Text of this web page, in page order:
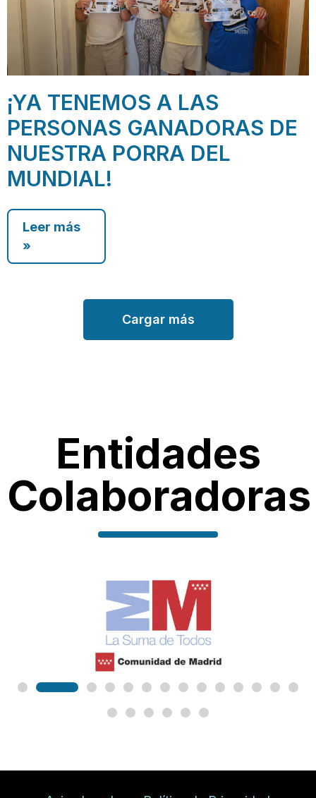
¡YA TENEMOS A LAS
PERSONAS GANADORAS DE
NUESTRA PORRA DEL
MUNDIAL!
Leer más
»
Cargar más
Entidades
Colaboradoras